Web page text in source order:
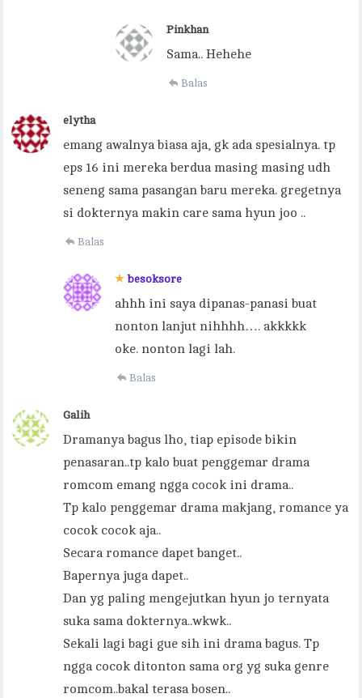
Pinkhan
Sama.. Hehehe
Balas
elytha
emang awalnya biasa aja, gk ada spesialnya. tp
eps 16 ini mereka berdua masing masing udh
seneng sama pasangan baru mereka. gregetnya
si dokternya makin care sama hyun joo ..
Balas
besoksore
ahhh ini saya dipanas-panasi buat
nonton lanjut nihhhh…. akkkkk
oke. nonton lagi lah.
Balas
Galih
Dramanya bagus lho, tiap episode bikin
penasaran..tp kalo buat penggemar drama
romcom emang ngga cocok ini drama..
Tp kalo penggemar drama makjang, romance ya
cocok cocok aja..
Secara romance dapet banget..
Bapernya juga dapet..
Dan yg paling mengejutkan hyun jo ternyata
suka sama dokternya..wkwk..
Sekali lagi bagi gue sih ini drama bagus. Tp
ngga cocok ditonton sama org yg suka genre
romcom..bakal terasa bosen..